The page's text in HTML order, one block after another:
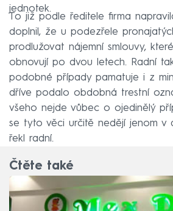
jednotek.
To již podle ředitele firma
doplnil, že u podezřele
prodlužovat nájemní smlouvy,
obnovují po dvou letech. Radní
podobné případy pamatuje i z
dříve podalo obdobná trestní
všeho nejde vůbec o ojedinělý
se tyto věci určitě nedějí jenom v
řekl radní.
Čtěte také